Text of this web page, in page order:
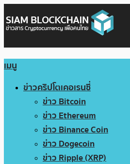
เมนู
ข่าวคริปโตเคอเรนซี่
ข่าว Bitcoin
ข่าว Ethereum
ข่าว Binance Coin
ข่าว Dogecoin
ข่าว Ripple (XRP)